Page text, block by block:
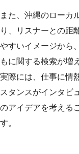
また、沖縄のローカ
り、リスナーとの距
やすいイメージから
もに関する検索が増
実際には、仕事に情
スタンスがインタビ
のアイデアを考える
す。